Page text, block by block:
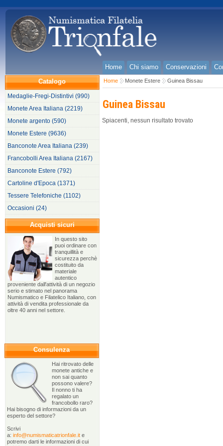
Home Chi siamo Conservazioni
Catalogo
Medaglie-Fregi-Distintivi (990)
Monete Area Italiana (2219)
Monete argento (590)
Monete Estere (9636)
Banconote Area Italiana (239)
Francobolli Area Italiana (2167)
Banconote Estere (792)
Cartoline d'Epoca (1371)
Tessere Telefoniche (1102)
Occasioni (24)
Acquisti sicuri
In questo sito
puoi ordinare con
tranquillità e
sicurezza perchè
costituito da
materiale
autentico
proveniente dall'attività di un negozio
serio e stimato nel panorama
Numismatico e Filatelico Italiano, con
attività di vendita professionale da
oltre 40 anni nel settore.
Consulenza
Hai ritrovato delle
monete antiche e
non sai quanto
possono valere?
Il nonno ti ha
regalato un
francobollo raro?
Hai bisogno di informazioni da un
esperto del settore?
Scrivi
a: info@numismaticatrionfale.it e
potremo darti le informazioni di cui
Home Monete Estere Guinea Bissau
Guinea Bissau
Spiacenti, nessun risultato trovato